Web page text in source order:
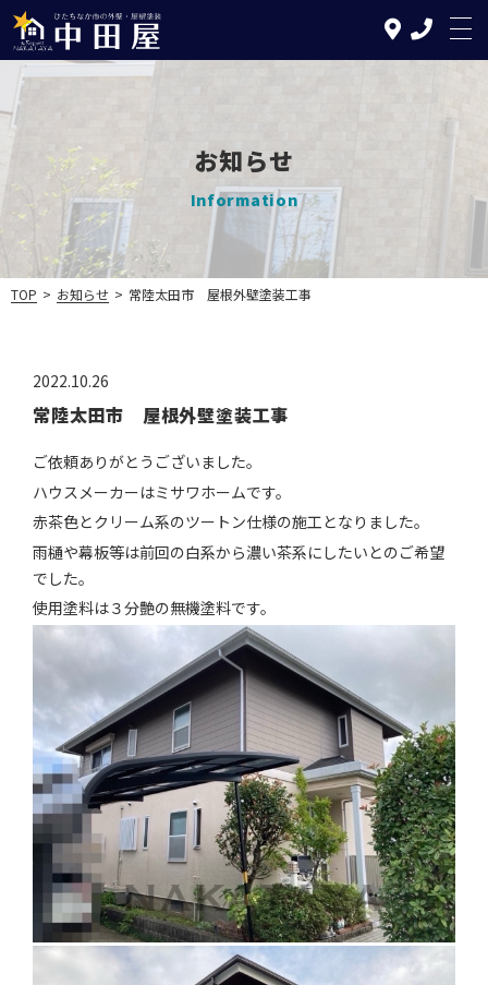
TOP
中田屋の特徴
塗装について
施工実績
お知らせ
会社案内
お問い合わせ
お知らせ
Information
TOP > お知らせ > 常陸太田市 屋根外壁塗装工事
2022.10.26
常陸太田市 屋根外壁塗装工事
ご依頼ありがとうございました。
ハウスメーカーはミサワホームです。
赤茶色とクリーム系のツートン仕様の施工となりました。
雨樋や幕板等は前回の白系から濃い茶系にしたいとのご希望
でした。
使用塗料は３分艶の無機塗料です。